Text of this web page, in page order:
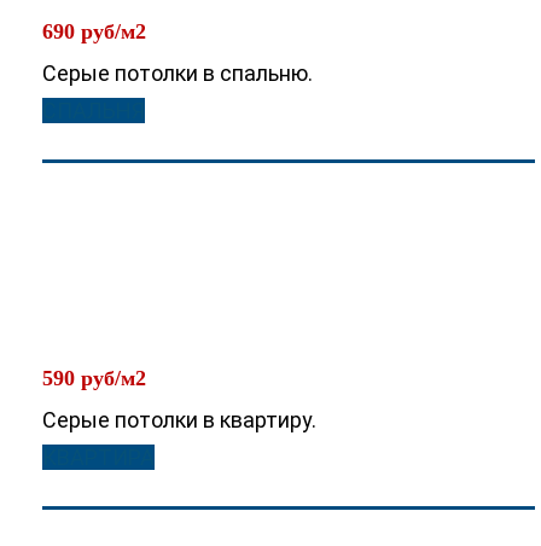
690 руб/м2
Серые потолки в спальню.
590 руб/м2
Серые потолки в квартиру.